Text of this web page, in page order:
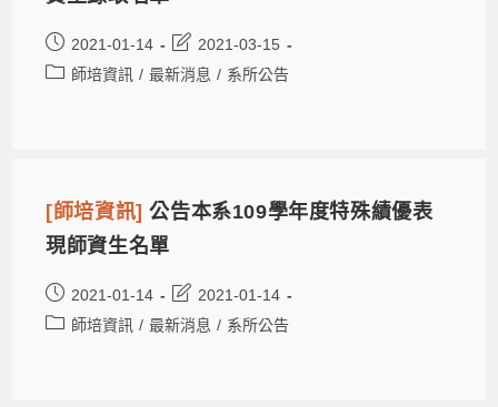
2021-01-14
2021-03-15
師培資訊 / 最新消息 / 系所公告
[師培資訊]公告本系109學年度特殊績優表
現師資生名單
2021-01-14
2021-01-14
師培資訊 / 最新消息 / 系所公告